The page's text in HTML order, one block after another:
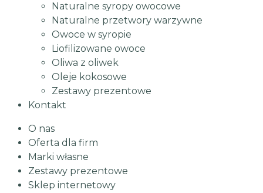
Naturalne syropy owocowe
Naturalne przetwory warzywne
Owoce w syropie
Liofilizowane owoce
Oliwa z oliwek
Oleje kokosowe
Zestawy prezentowe
Kontakt
O nas
Oferta dla firm
Marki własne
Zestawy prezentowe
Sklep internetowy